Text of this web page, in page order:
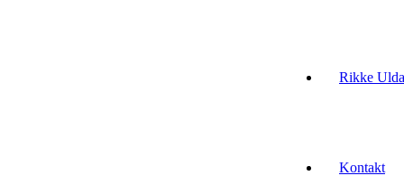
Rikke
Kontakt